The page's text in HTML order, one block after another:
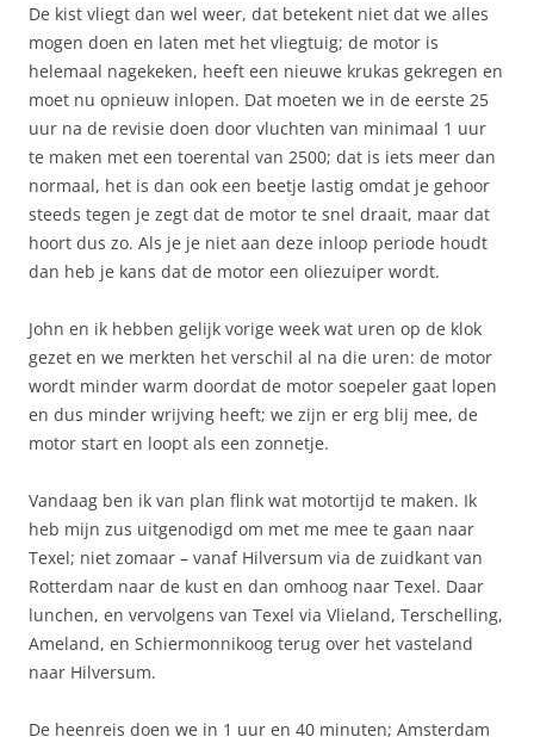
De kist vliegt dan wel weer, dat betekent niet dat we alles
mogen doen en laten met het vliegtuig; de motor is
helemaal nagekeken, heeft een nieuwe krukas gekregen en
moet nu opnieuw inlopen. Dat moeten we in de eerste 25
uur na de revisie doen door vluchten van minimaal 1 uur
te maken met een toerental van 2500; dat is iets meer dan
normaal, het is dan ook een beetje lastig omdat je gehoor
steeds tegen je zegt dat de motor te snel draait, maar dat
hoort dus zo. Als je je niet aan deze inloop periode houdt
dan heb je kans dat de motor een oliezuiper wordt.
John en ik hebben gelijk vorige week wat uren op de klok
gezet en we merkten het verschil al na die uren: de motor
wordt minder warm doordat de motor soepeler gaat lopen
en dus minder wrijving heeft; we zijn er erg blij mee, de
motor start en loopt als een zonnetje.
Vandaag ben ik van plan flink wat motortijd te maken. Ik
heb mijn zus uitgenodigd om met me mee te gaan naar
Texel; niet zomaar – vanaf Hilversum via de zuidkant van
Rotterdam naar de kust en dan omhoog naar Texel. Daar
lunchen, en vervolgens van Texel via Vlieland, Terschelling,
Ameland, en Schiermonnikoog terug over het vasteland
naar Hilversum.
De heenreis doen we in 1 uur en 40 minuten; Amsterdam